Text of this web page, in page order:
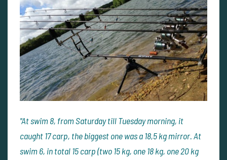
"At swim 8, from Saturday till Tuesday morning, it
caught 17 carp, the biggest one was a 18,5 kg mirror. At
swim 6, in total 15 carp (two 15 kg, one 18 kg, one 20 kg